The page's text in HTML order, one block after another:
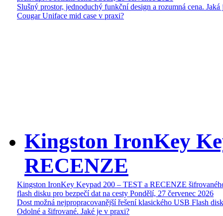
Slušný prostor, jednoduchý funkční design a rozumná cena. Jaká
Cougar Uniface mid case v praxi?
Kingston IronKey
RECENZE
Kingston IronKey Keypad 200 – TEST a RECENZE
flash disku pro bezpečí dat na cesty Pondělí, 27 červenec 2026
Dost možná nejpropracovanější řešení klasického USB Flash
Odolné a šifrované. Jaké je v praxi?